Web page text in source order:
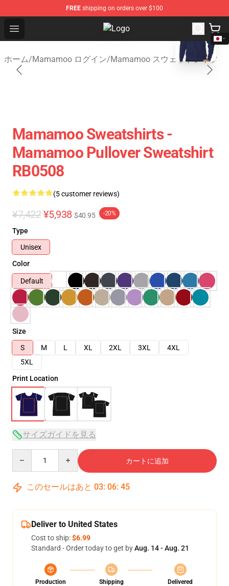
FREE shipping on orders over $100
Open menu Mamamoo Store - Official
ホーム/Mamamoo ログイン/Mamamoo スウェットシャツ
Mamamoo Sweatshirts -
Mamamoo Pullover Sweatshirt
RB0508
(5 customer reviews)
¥7,422 ¥5,938 $40.95 -20%
Type
Unisex
Color
Default
Size
S
M L XL 2XL 3XL
4XL
5XL
Print Location
サイズガイドを見る
カートに追加
このセールはあと 03: 06: 44
Deliver to United States
Cost to ship:$6.99
Standard - Order today to get byAug. 14 - Aug. 21
Production
Shipping
Delivered